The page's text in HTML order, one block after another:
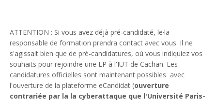
ATTENTION : Si vous avez déjà pré-candidaté, le·la
responsable de formation prendra contact avec vous. Il ne
s'agissait bien que de pré-candidatures, où vous indiquiez vos
souhaits pour rejoindre une LP à l'IUT de Cachan. Les
candidatures officielles sont maintenant possibles avec
l'ouverture de la plateforme eCandidat (ouverture
contrariée par la la cyberattaque que l'Université Paris-